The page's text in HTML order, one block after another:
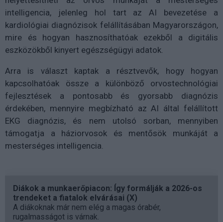
intelligencia, jelenleg hol tart az AI bevezetése a
kardiológiai diagnózisok felállításában Magyarországon,
mire és hogyan hasznosíthatóak ezekből a digitális
eszközökből kinyert egészségügyi adatok.
Arra is választ kaptak a résztvevők, hogy hogyan
kapcsolhatóak össze a különböző orvostechnológiai
fejlesztések a pontosabb és gyorsabb diagnózis
érdekében, mennyire megbízható az AI által felállított
EKG diagnózis, és nem utolsó sorban, mennyiben
támogatja a háziorvosok és mentősök munkáját a
mesterséges intelligencia.
Diákok a munkaerőpiacon: Így formálják a 2026-os
trendeket a fiatalok elvárásai (X)
A diákoknak már nem elég a magas órabér,
rugalmasságot is várnak.